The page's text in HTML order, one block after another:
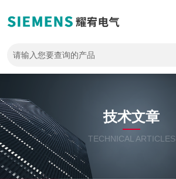
技术文章
TECHNICAL ARTICLES